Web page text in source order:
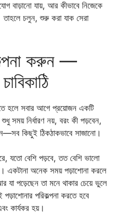
বাড়ানো যায়, আর কীভাবে নিজেকে
চলুন, শুরু করা যাক সেরা
করুন —
হলে সবার আগে প্রয়োজন একটি
শুধু সময় নির্ধারণ নয়, বরং কী পড়বেন,
কিছুই ঠিকঠাকভাবে সাজানো।
যতো বেশি পড়বে, তত বেশি ভালো
একটানা অনেক সময় পড়াশোনা করলে
পড়েছেন তা মনে থাকার চেয়ে ভুলে
পড়াশোনার পরিকল্পনা করতে হবে
কার্যকর হয়।